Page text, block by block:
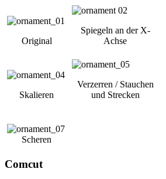
Original
Spiegeln an der X-
Achse
Skalieren
Verzerren / Stauchen
und Strecken
Scheren
Comcut